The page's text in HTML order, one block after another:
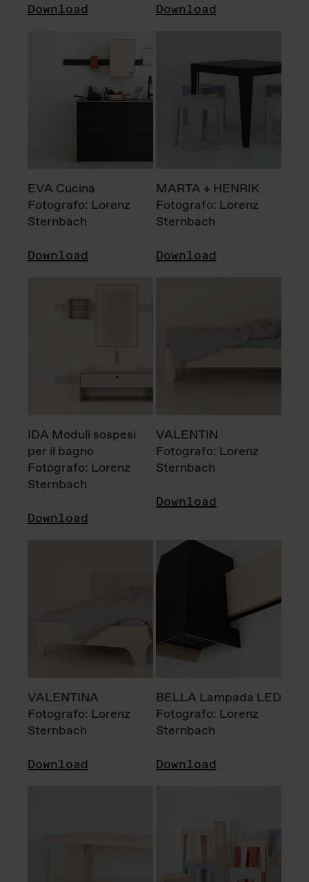
Download Download
EVA Cucina
Fotografo: Lorenz
Sternbach
Download
MARTA + HENRIK
Fotografo: Lorenz
Sternbach
Download
IDA Moduli sospesi
per il bagno
Fotografo: Lorenz
Sternbach
Download
VALENTIN
Fotografo: Lorenz
Sternbach
Download
VALENTINA
Fotografo: Lorenz
Sternbach
Download
BELLA Lampada LED
Fotografo: Lorenz
Sternbach
Download